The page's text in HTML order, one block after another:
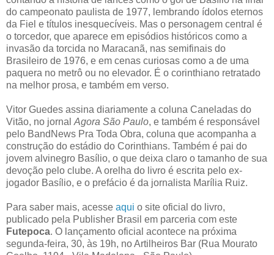
do campeonato paulista de 1977, lembrando ídolos eternos
da Fiel e títulos inesquecíveis. Mas o personagem central é
o torcedor, que aparece em episódios históricos como a
invasão da torcida no Maracanã, nas semifinais do
Brasileiro de 1976, e em cenas curiosas como a de uma
paquera no metrô ou no elevador. É o corinthiano retratado
na melhor prosa, e também em verso.
Vitor Guedes assina diariamente a coluna Caneladas do
Vitão, no jornal Agora São Paulo, e também é responsável
pelo BandNews Pra Toda Obra, coluna que acompanha a
construção do estádio do Corinthians. Também é pai do
jovem alvinegro Basílio, o que deixa claro o tamanho de sua
devoção pelo clube. A orelha do livro é escrita pelo ex-
jogador Basílio, e o prefácio é da jornalista Marília Ruiz.
Para saber mais, acesse aqui o site oficial do livro,
publicado pela Publisher Brasil em parceria com este
Futepoca. O lançamento oficial acontece na próxima
segunda-feira, 30, às 19h, no Artilheiros Bar (Rua Mourato